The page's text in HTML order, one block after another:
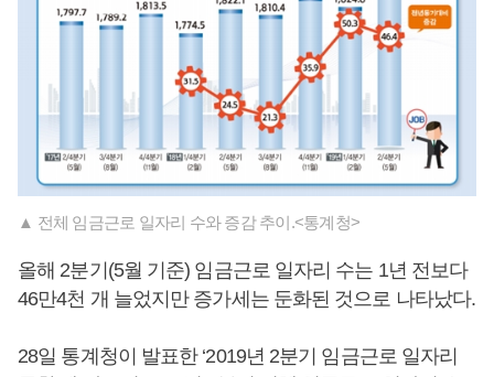
▲ 전체 임금근로 일자리 수와 증감 추이.<통계청>
올해 2분기(5월 기준) 임금근로 일자리 수는 1년 전보다
46만4천 개 늘었지만 증가세는 둔화된 것으로 나타났다.
28일 통계청이 발표한 ‘2019년 2분기 임금근로 일자리